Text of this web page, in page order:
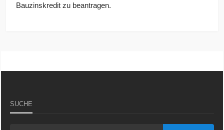
Bauzinskredit zu beantragen.
SUCHE